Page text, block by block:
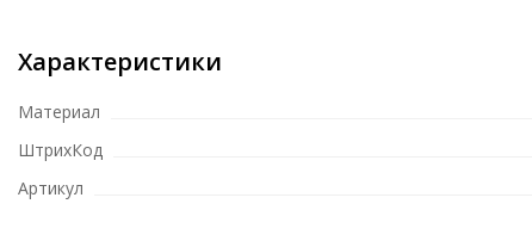
Характеристики
Материал
ШтрихКод
Артикул